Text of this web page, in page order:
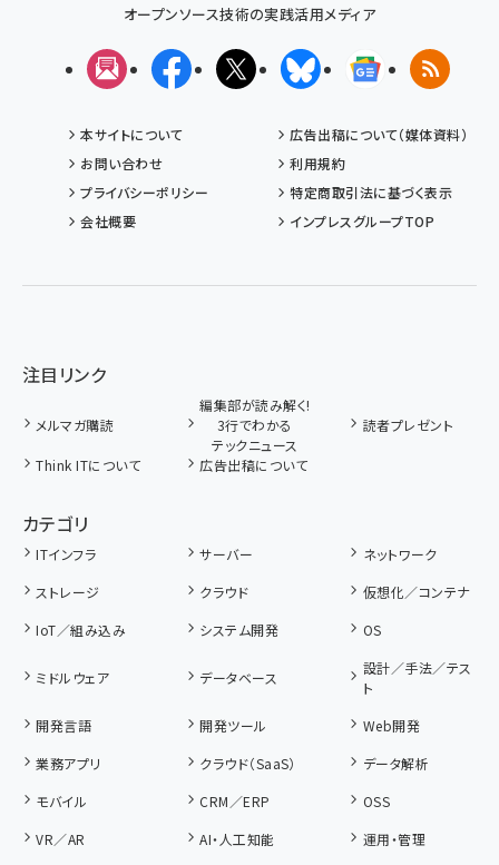
オープンソース技術の実践活用メディア
メルマガFacebookX(エックス)BlueskyGoogleニュ
RSS
本サイトについて
広告出稿について（媒体資料）
お問い合わせ
利用規約
プライバシーポリシー
特定商取引法に基づく表示
会社概要
インプレスグループTOP
注目リンク
メルマガ購読
編集部が読み解く!
3行でわかる
テックニュース
読者プレゼント
Think ITについて 広告出稿について
カテゴリ
ITインフラ サーバー
ネットワーク
ストレージ
クラウド
仮想化／コンテナ
IoT／組み込み
システム開発 OS
ミドルウェア データベース
設計／手法／テス
ト
開発言語
開発ツール
Web開発
業務アプリ
クラウド（SaaS）
データ解析
モバイル
CRM／ERP
OSS
VR／AR
AI・人工知能
運用・管理